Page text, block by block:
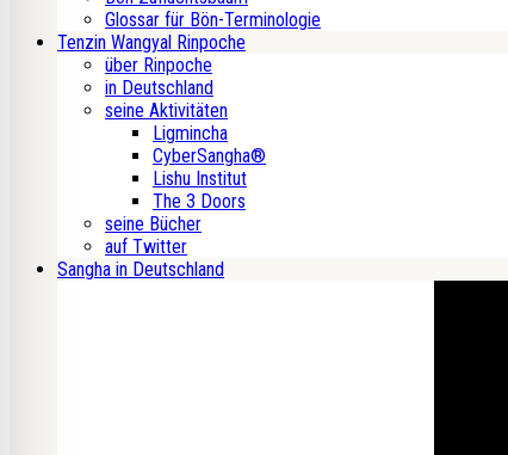
Glossar für Bön-Terminologie
Tenzin Wangyal Rinpoche
über Rinpoche
in Deutschland
seine Aktivitäten
Ligmincha
CyberSangha®
Lishu Institut
The 3 Doors
seine Bücher
auf Twitter
Sangha in Deutschland